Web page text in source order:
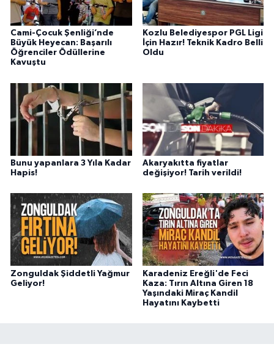
Cami-Çocuk Şenliği’nde
Büyük Heyecan: Başarılı
Öğrenciler Ödüllerine
Kavuştu
Kozlu Belediyespor PGL Ligi
İçin Hazır! Teknik Kadro Belli
Oldu
Bunu yapanlara 3 Yıla Kadar
Hapis!
Akaryakıtta fiyatlar
değişiyor! Tarih verildi!
Zonguldak Şiddetli Yağmur
Geliyor!
Karadeniz Ereğli'de Feci
Kaza: Tırın Altına Giren 18
Yaşındaki Miraç Kandil
Hayatını Kaybetti